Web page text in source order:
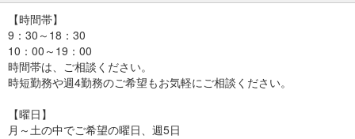
【時間帯】
9：30～18：30
10：00～19：00
時間帯は、ご相談ください。
時短勤務や週4勤務のご希望もお気軽にご相談ください。
【曜日】
月～土の中でご希望の曜日、週5日